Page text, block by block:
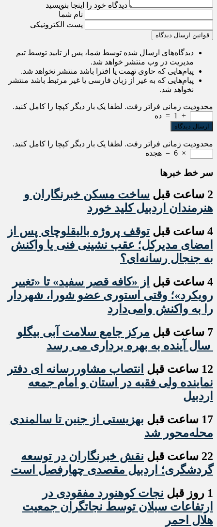
دیدگاه خود را اینجا بنویسید
نام شما
پست الکترونیکی
قوانین ارسال دیدگاه
دیدگاه‌های ارسال شده توسط شما، پس از تایید توسط تیم
مدیریت در وب منتشر خواهد شد.
پیام‌هایی که حاوی تهمت یا افترا باشد منتشر نخواهد شد.
پیام‌هایی که به غیر از زبان فارسی یا غیر مرتبط باشد منتشر
نخواهد شد.
محدودیت زمانی فراتر رفت. لطفا یک بار دیگر کپچا را کامل کنید.
+
1
= ده
محدودیت زمانی فراتر رفت. لطفا یک بار دیگر کپچا را کامل کنید.
×
6
= هجده
سر خط خبرها
2 ساعت قبل
ساخت مسکن خبرنگاران و
هنرمندان اردبیل کلید خورد
4 ساعت قبل
توقف پروژه بالیقلوچای پس از
امضای مدیرکل؛ عقب نشینی فنی یا واکنش
به جنجال رسانه‌ای؟
4 ساعت قبل
از «کافه قصر سفید» تا «تغییر
رویکرد»؛ وقتی استوری عضو شورا، شهردار
را به واکنش وامی‌دارد
7 ساعت قبل
مرکز جامع سلامت آبی بیگلو
سال آینده به بهره برداری می رسد
12 ساعت قبل
انتصاب مشاوررسانه ای دفتر
نماینده ولی فقیه در استان و امام جمعه
اردبیل
17 ساعت قبل
بهزیستی از جنین تا سالمندی
محله‌محور شد
22 ساعت قبل
نقش خبرنگاران در توسعه
گردشگری؛ اردبیل مقصدی چهارفصل است
1 روز قبل
نجات کوهنورد مفقودی در
ارتفاعات سبلان توسط نجاتگران جمعیت
هلال احمر